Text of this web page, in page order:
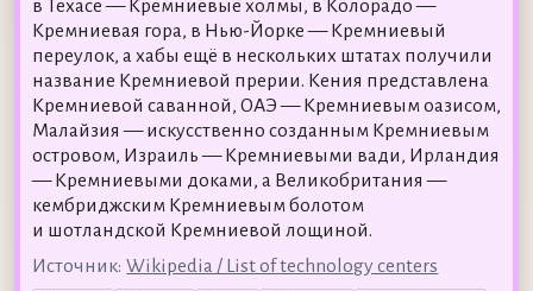
в Техасе — Кремниевые холмы, в Колорадо —
Кремниевая гора, в Нью-Йорке — Кремниевый
переулок, а хабы ещё в нескольких штатах получили
название Кремниевой прерии. Кения представлена
Кремниевой саванной, ОАЭ — Кремниевым оазисом,
Малайзия — искусственно созданным Кремниевым
островом, Израиль — Кремниевыми вади, Ирландия
— Кремниевыми доками, а Великобритания —
кембриджским Кремниевым болотом
и шотландской Кремниевой лощиной.
Источник: Wikipedia / List of technology centers